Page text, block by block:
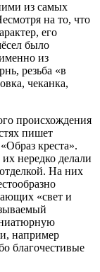
из самых
на то, что
его
было
из
резьба «в
чеканка,
происхождения
пишет
креста».
нередко делали
На них
«свет и
например
благочестивые